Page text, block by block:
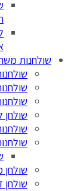
שולחנות
שולחן
שולחן
שולחן